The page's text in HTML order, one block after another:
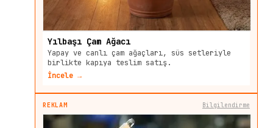
Yılbaşı Çam Ağacı
Yapay ve canlı çam ağaçları, süs setleriyle
birlikte kapıya teslim satış.
İncele →
REKLAM Bilgilendirme